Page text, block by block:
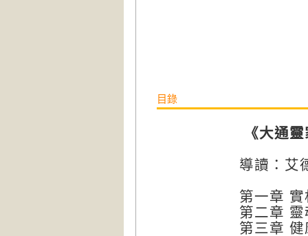
目錄
《大通
導讀：艾
第一章
第二章
第三章